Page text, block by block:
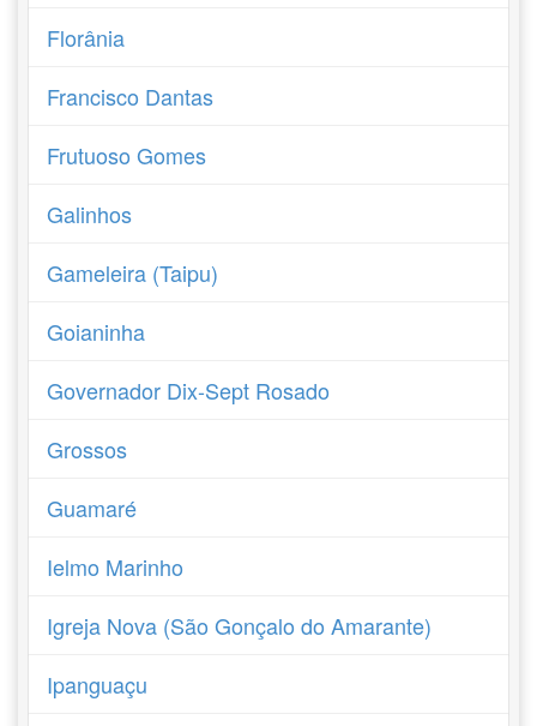
Florânia
Francisco Dantas
Frutuoso Gomes
Galinhos
Gameleira (Taipu)
Goianinha
Governador Dix-Sept Rosado
Grossos
Guamaré
Ielmo Marinho
Igreja Nova (São Gonçalo do Amarante)
Ipanguaçu